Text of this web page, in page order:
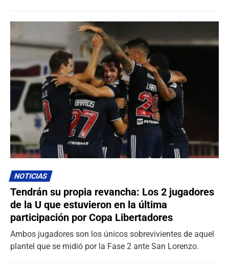
NOTICIAS
Tendrán su propia revancha: Los 2 jugadores
de la U que estuvieron en la última
participación por Copa Libertadores
Ambos jugadores son los únicos sobrevivientes de aquel
plantel que se midió por la Fase 2 ante San Lorenzo.